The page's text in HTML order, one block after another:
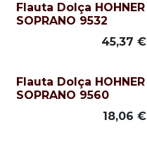
Flauta Dolça HOHNER
SOPRANO 9532
45,37 €
Flauta Dolça HOHNER
SOPRANO 9560
18,06 €